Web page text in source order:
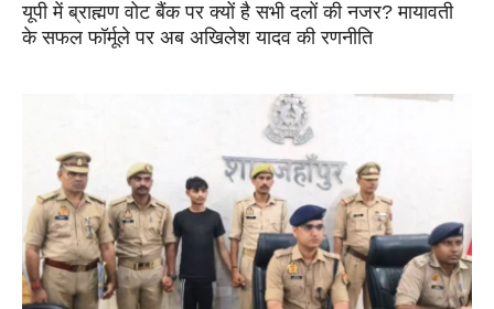
यूपी में ब्राह्मण वोट बैंक पर क्यों है सभी दलों की नजर? मायावती
के सफल फॉर्मूले पर अब अखिलेश यादव की रणनीति